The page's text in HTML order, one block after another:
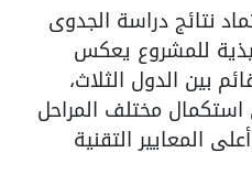
نتائج دراسة الجدوى
للمشروع يعكس
الدول الثلاث،
مختلف المراحل
التقنية